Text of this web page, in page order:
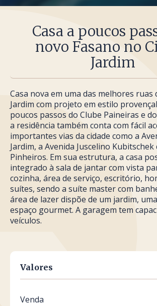
Casa a poucos
novo Fasano no
Jardim
Casa nova em uma das melhores ruas
Jardim com projeto em estilo
poucos passos do Clube Paineiras e
a residência também conta com fácil
importantes vias da cidade como a
Jardim, a Avenida Juscelino
Pinheiros. Em sua estrutura, a casa
integrado à sala de jantar com vista
cozinha, área de serviço, escritório,
suítes, sendo a suíte master com
área de lazer dispõe de um jardim,
espaço gourmet. A garagem tem
veículos.
Valores
Venda